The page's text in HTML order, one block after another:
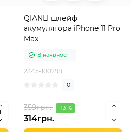
QIANLI шлейф
акумулятора iPhone 11 Pro
Max
В наявності
2345-100298
0
359грн. -13 %
314грн.